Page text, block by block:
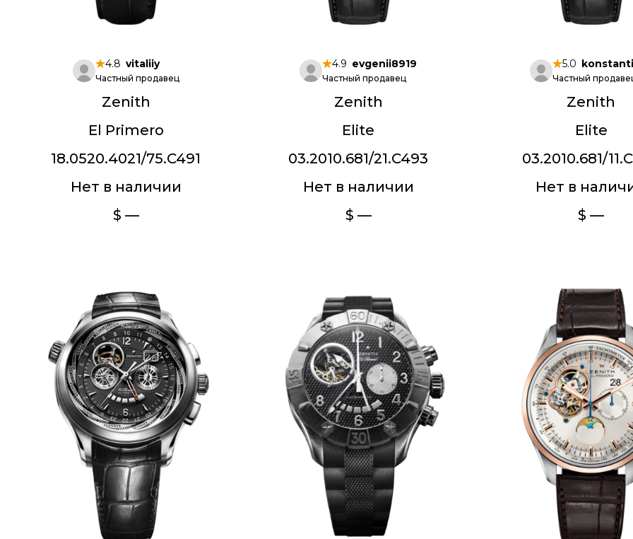
4.8 vitaliiy
Частный продавец
Zenith
El Primero
18.0520.4021/75.C491
Нет в наличии
$ —
4.9 evgenii8919
Частный продавец
Zenith
Elite
03.2010.681/21.C493
Нет в наличии
$ —
5.0
Частный
Zenith
Elite
03.2010.681/
Нет в
$ —